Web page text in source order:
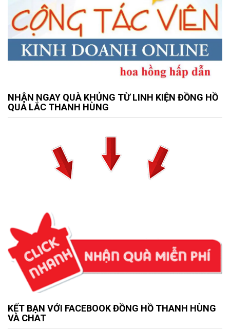
NHẬN NGAY QUÀ KHỦNG TỪ LINH KIỆN ĐỒNG HỒ
QUẢ LẮC THANH HÙNG
KẾT BẠN VỚI FACEBOOK ĐỒNG HỒ THANH HÙNG
VÀ CHAT